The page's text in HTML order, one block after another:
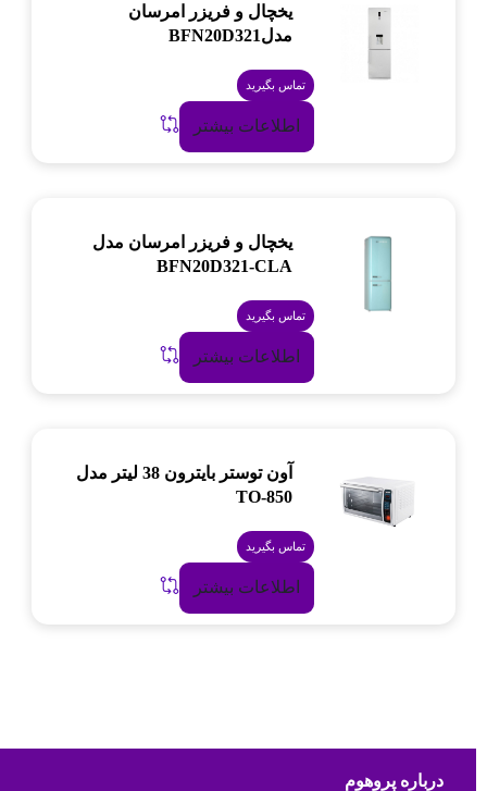
یخچال و فریزر امرسان
مدلBFN20D321
تماس بگیرید
اطلاعات بیشتر
یخچال و فریزر امرسان مدل
BFN20D321-CLA
تماس بگیرید
اطلاعات بیشتر
آون توستر بایترون 38 لیتر مدل
TO-850
تماس بگیرید
اطلاعات بیشتر
درباره پروهوم